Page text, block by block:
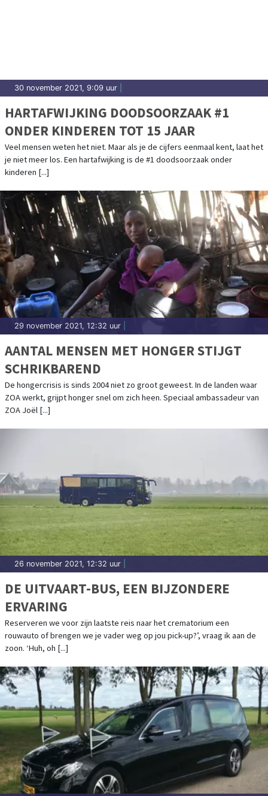
30 november 2021, 9:09 uur
HARTAFWIJKING DOODSOORZAAK #1
ONDER KINDEREN TOT 15 JAAR
Veel mensen weten het niet. Maar als je de cijfers eenmaal kent, laat het
je niet meer los. Een hartafwijking is de #1 doodsoorzaak onder
kinderen [...]
29 november 2021, 12:32 uur
AANTAL MENSEN MET HONGER STIJGT
SCHRIKBAREND
De hongercrisis is sinds 2004 niet zo groot geweest. In de landen waar
ZOA werkt, grijpt honger snel om zich heen. Speciaal ambassadeur van
ZOA Joël [...]
26 november 2021, 12:32 uur
DE UITVAART-BUS, EEN BIJZONDERE
ERVARING
Reserveren we voor zijn laatste reis naar het crematorium een
rouwauto of brengen we je vader weg op jou pick-up?’, vraag ik aan de
zoon. ‘Huh, oh [...]